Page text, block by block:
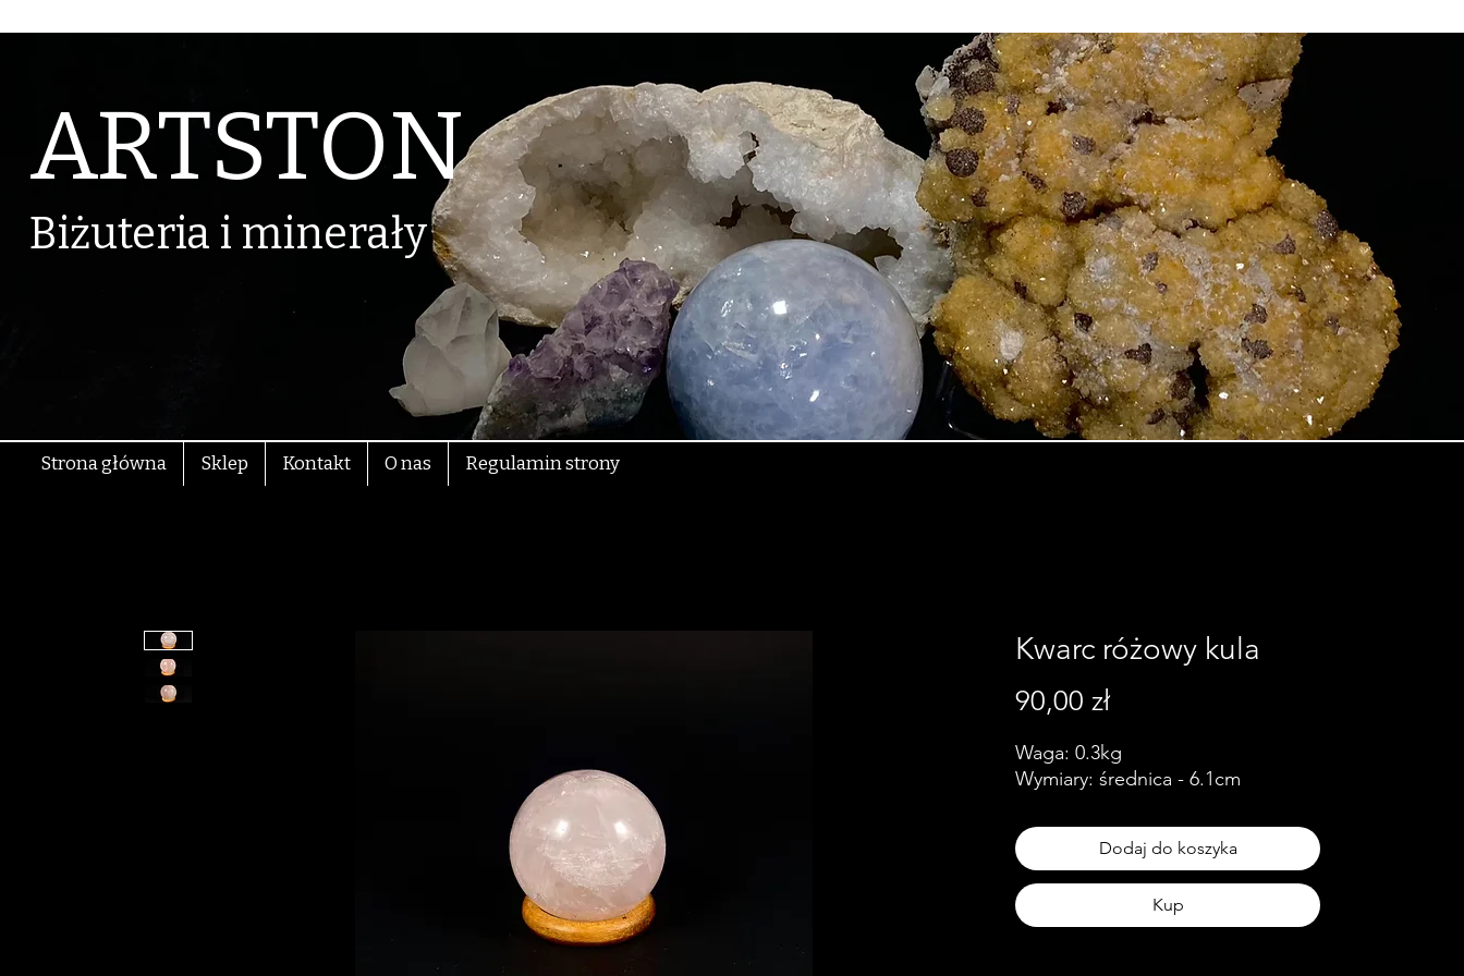
ARTSTON
Biżuteria i minerały
Strona główna Sklep Kontakt O nas Regulamin strony
Kwarc różowy kula
90,00 złCena
Waga: 0.3kg
Wymiary: średnica - 6.1cm
Dodaj do koszyka
Kup